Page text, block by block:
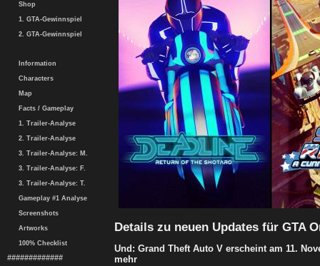
Shop
1. GTA-Gewinnspiel
2. GTA-Gewinnspiel
Information
Characters
Map
Facts / Gameplay
1. Trailer-Analyse
2. Trailer-Analyse
3. Trailer-Analyse: M.
3. Trailer-Analyse: F.
3. Trailer-Analyse: T.
Gameplay #1 Analyse
Screenshots
Artworks
100% Checklist
#############
Details zu neuen Updates für GTA
Und: Grand Theft Auto V erscheint am 11.
mehr